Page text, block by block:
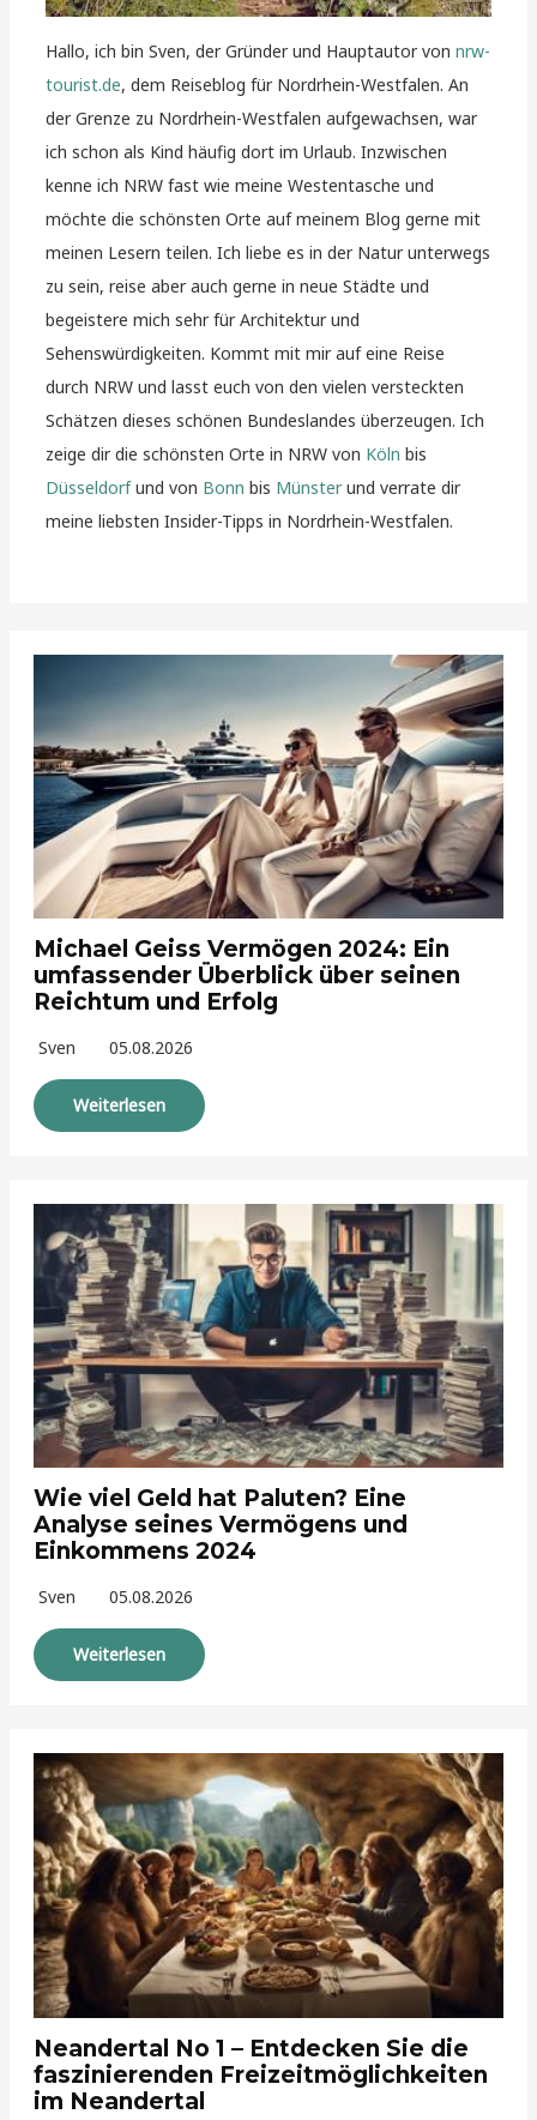
Hallo, ich bin Sven, der Gründer und Hauptautor vonnrw-
tourist.de, dem Reiseblog für Nordrhein-Westfalen. An
der Grenze zu Nordrhein-Westfalen aufgewachsen, war
ich schon als Kind häufig dort im Urlaub. Inzwischen
kenne ich NRW fast wie meine Westentasche und
möchte die schönsten Orte auf meinem Blog gerne mit
meinen Lesern teilen. Ich liebe es in der Natur unterwegs
zu sein, reise aber auch gerne in neue Städte und
begeistere mich sehr für Architektur und
Sehenswürdigkeiten. Kommt mit mir auf eine Reise
durch NRW und lasst euch von den vielen versteckten
Schätzen dieses schönen Bundeslandes überzeugen. Ich
zeige dir die schönsten Orte in NRW von Köln bis
Düsseldorfund von Bonn bis Münsterund verrate dir
meine liebsten Insider-Tipps in Nordrhein-Westfalen.
Michael Geiss Vermögen 2024: Ein
umfassender Überblick über seinen
Reichtum und Erfolg
Sven 05.08.2026
Weiterlesen
Wie viel Geld hat Paluten? Eine
Analyse seines Vermögens und
Einkommens 2024
Sven 05.08.2026
Weiterlesen
Neandertal No 1 – Entdecken Sie die
faszinierenden Freizeitmöglichkeiten
im Neandertal